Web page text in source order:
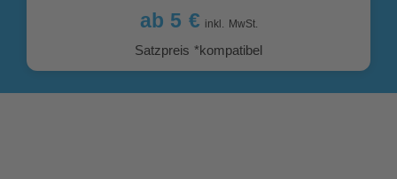
ab 5 € inkl. MwSt.
Satzpreis *kompatibel